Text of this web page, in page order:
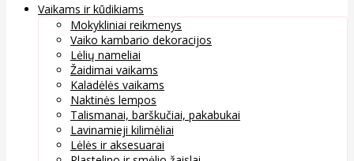
Vaikams ir kūdikiams
Mokykliniai reikmenys
Vaiko kambario dekoracijos
Lėlių nameliai
Žaidimai vaikams
Kaladėlės vaikams
Naktinės lempos
Talismanai, barškučiai, pakabukai
Lavinamieji kilimėliai
Lėlės ir aksesuarai